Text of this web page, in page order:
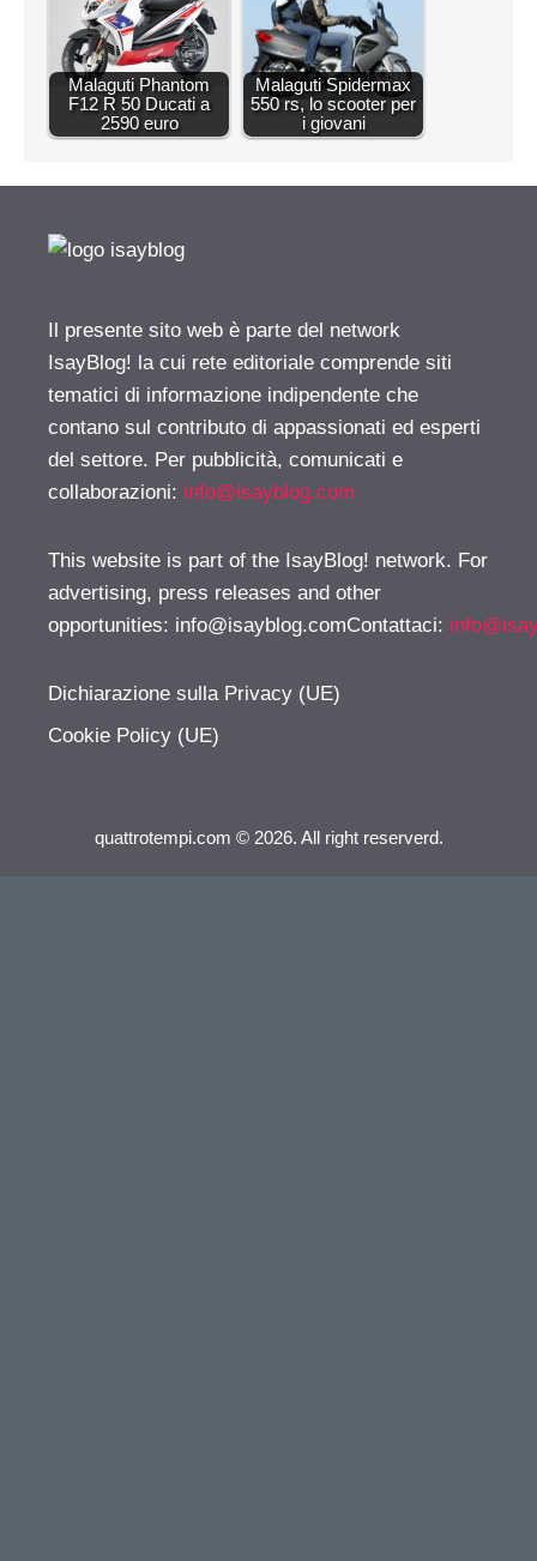
Malaguti Phantom
F12 R 50 Ducati a
2590 euro
Malaguti Spidermax
550 rs, lo scooter per
i giovani
Il presente sito web è parte del network
IsayBlog! la cui rete editoriale comprende siti
tematici di informazione indipendente che
contano sul contributo di appassionati ed esperti
del settore. Per pubblicità, comunicati e
collaborazioni: info@isayblog.com
This website is part of the IsayBlog! network. For
advertising, press releases and other
opportunities: info@isayblog.comContattaci:
Dichiarazione sulla Privacy (UE)
Cookie Policy (UE)
quattrotempi.com © 2026. All right reserverd.